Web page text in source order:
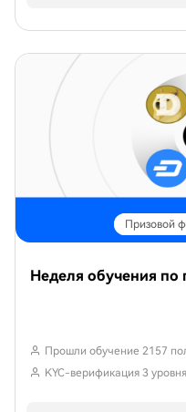
Призовой
Неделя обучения
Прошли обучение 2157
KYC-верификация 3